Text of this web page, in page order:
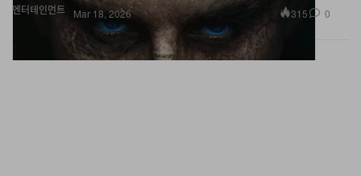
엔터테인먼트 Mar 18, 2026 315 0